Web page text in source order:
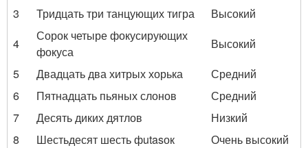
3
Тридцать три танцующих тигра
Высокий
4
Сорок четыре фокусирующих
фокуса
Высокий
5
Двадцать два хитрых хорька
Средний
6
Пятнадцать пьяных слонов
Средний
7
Десять диких дятлов
Низкий
8
Шестьдесят шесть фutasок
Очень высокий